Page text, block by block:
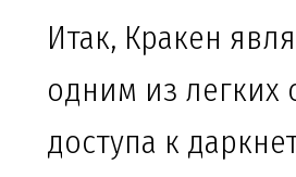
Итак, Кракен
одним из легких
доступа к